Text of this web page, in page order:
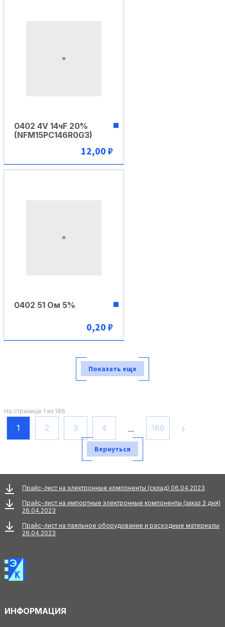
В корзину
0402 4V 14чF 20%
(NFM15PC146R0G3)
12,00 ₽
0402 51 Ом 5%
0,20 ₽
Показать еще
На странице 1 из 186
1 2 3 4 ... 186
Вернуться
Прайс-лист на электронные компоненты (склад) 06.04.2023
Прайс-лист на импортные электронные компоненты (заказ 3 дня)
26.04.2023
Прайс-лист на паяльное оборудование и расходные материалы
26.04.2023
ИНФОРМАЦИЯ